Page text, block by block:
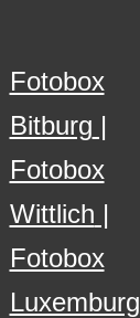
Fotobox
Bitburg
Fotobox
Wittlich
Fotobox
Luxemburg